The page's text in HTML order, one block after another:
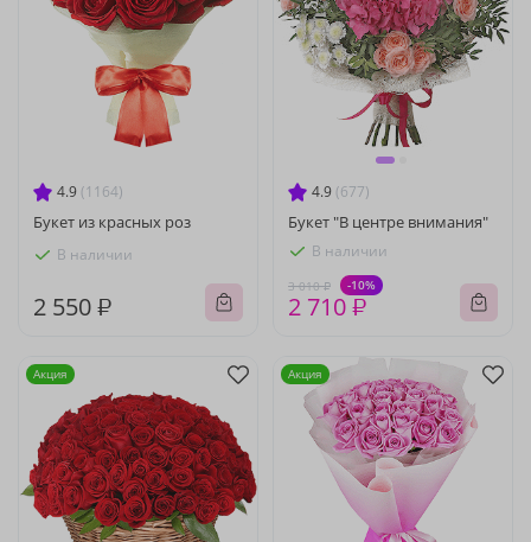
4.9 (1164)
Букет из красных роз
В наличии
2 550 ₽
4.9 (677)
Букет "В центре внимания"
В наличии
3 010 ₽ -10%
2 710 ₽
Акция Акция